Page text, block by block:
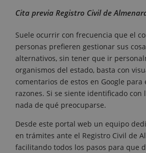
Cita previa Registro Civil de
Suele ocurrir con frecuencia que el
personas prefieren gestionar sus
alternativos, sin tener que ir
organismos del estado, basta con
comentarios de estos en Google para
razones. Si se siente identificado con
nada de qué preocuparse.
Desde este portal web un equipo
en trámites ante el Registro Civil de
facilitando todos los pasos para que